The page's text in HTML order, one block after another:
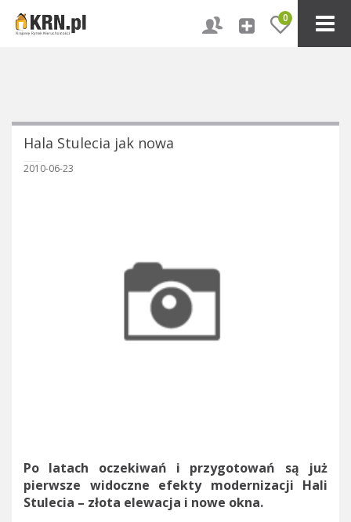
0
Hala Stulecia jak nowa
2010-06-23
Po latach oczekiwań i przygotowań są już
pierwsze widoczne efekty modernizacji Hali
Stulecia – złota elewacja i nowe okna.